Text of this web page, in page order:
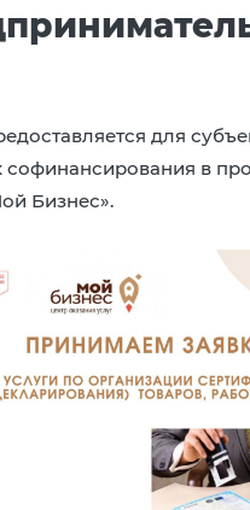
для
софинансирования в
Бизнес».